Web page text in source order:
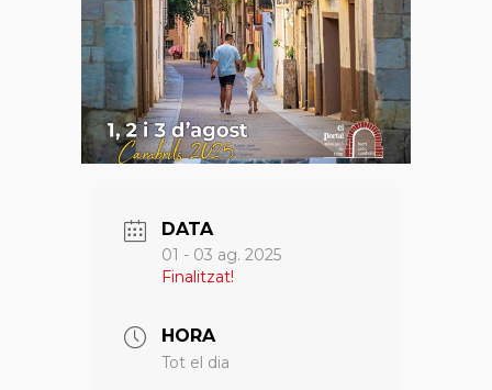
DATA
01 - 03 ag. 2025
Finalitzat!
HORA
Tot el dia